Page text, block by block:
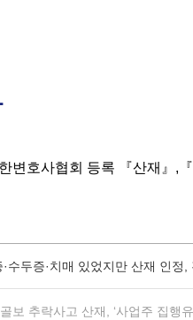
호사협회 등록 『산재』,
·수두증·치매 있었지만 산재 인
보 추락사고 산재, ‘사업주 집행